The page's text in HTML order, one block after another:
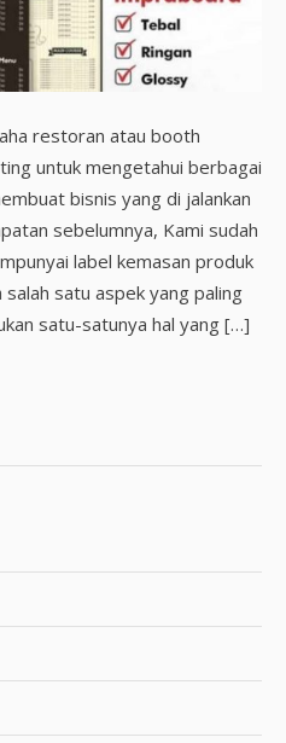
restoran atau booth
untuk mengetahui berbagai
bisnis yang di jalankan
sebelumnya, Kami sudah
label kemasan produk
satu aspek yang paling
satu-satunya hal yang […]